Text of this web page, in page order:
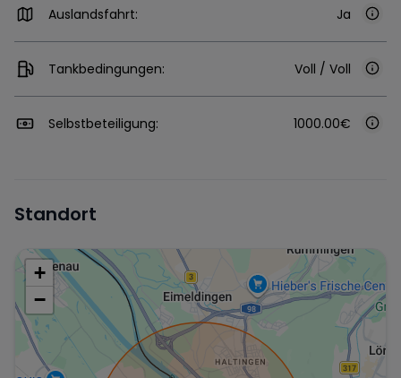
Auslandsfahrt: Ja
Tankbedingungen: Voll / Voll
Selbstbeteiligung: 1000.00€
Standort
+
−